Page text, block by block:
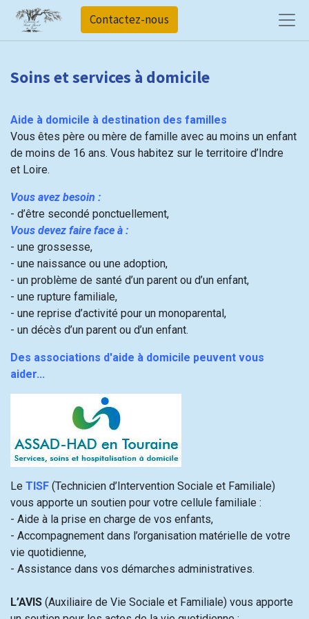
Contactez-nous
Soins et services à domicile
Aide à domicile à destination des familles
Vous êtes père ou mère de famille avec au moins un enfant
de moins de 16 ans. Vous habitez sur le territoire d’Indre
et Loire.
Vous avez besoin :
- d’être secondé ponctuellement,
Vous devez faire face à :
- une grossesse,
- une naissance ou une adoption,
- un problème de santé d’un parent ou d’un enfant,
- une rupture familiale,
- une reprise d’activité pour un monoparental,
- un décès d’un parent ou d’un enfant.
Des associations d'aide à domicile peuvent vous
aider...
Le TISF (Technicien d’Intervention Sociale et Familiale)
vous apporte un soutien pour votre cellule familiale :
- Aide à la prise en charge de vos enfants,
- Accompagnement dans l’organisation matérielle de votre
vie quotidienne,
- Assistance dans vos démarches administratives.
L’AVIS (Auxiliaire de Vie Sociale et Familiale) vous apporte